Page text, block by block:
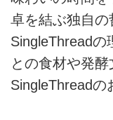
卓を結ぶ独自
SingleThreadの
との食材や発
SingleThreadの